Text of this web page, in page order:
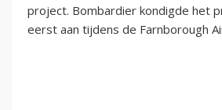
project. Bombardier kondigde het
eerst aan tijdens de Farnborough